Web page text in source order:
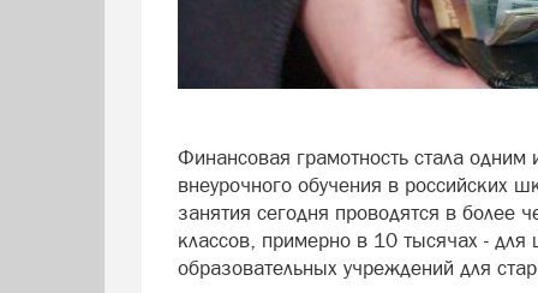
Финансовая грамотность стала
внеурочного обучения в российских
занятия сегодня проводятся в более
классов, примерно в 10 тысячах -
образовательных учреждений для